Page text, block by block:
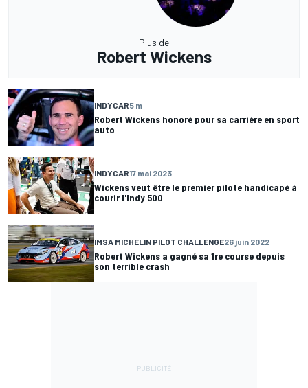
Plus de
Robert Wickens
INDYCAR5 m
Robert Wickens honoré pour sa carrière en sport
auto
INDYCAR17 mai 2023
Wickens veut être le premier pilote handicapé à
courir l'Indy 500
IMSA MICHELIN PILOT CHALLENGE26 juin 2022
Robert Wickens a gagné sa 1re course depuis
son terrible crash